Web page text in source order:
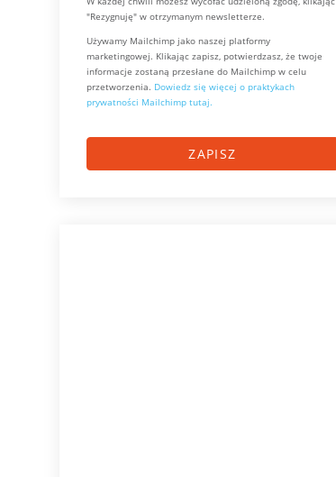
"Rezygnuję" w otrzymanym newsletterze.
Używamy Mailchimp jako naszej platformy
marketingowej. Klikając zapisz, potwierdzasz, że twoje
informacje zostaną przesłane do Mailchimp w celu
przetworzenia. Dowiedz się więcej o praktykach
prywatności Mailchimp tutaj.
ZAPISZ